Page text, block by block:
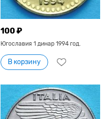
100 ₽
Югославия 1 динар 1994 год.
В корзину